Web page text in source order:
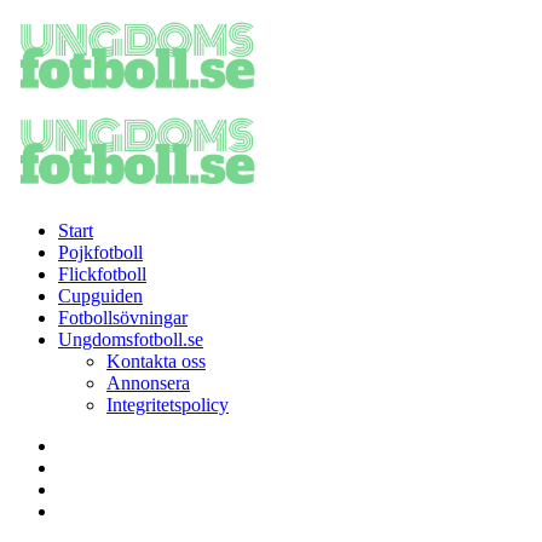
Start
Pojkfotboll
Flickfotboll
Cupguiden
Fotbollsövningar
Ungdomsfotboll.se
Kontakta oss
Annonsera
Integritetspolicy